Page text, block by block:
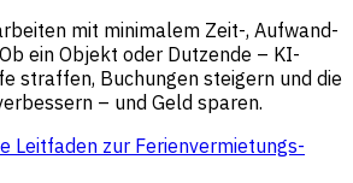
mit minimalem Zeit-, Aufwand-
ein Objekt oder Dutzende – KI-
straffen, Buchungen steigern und die
– und Geld sparen.
Leitfaden zur Ferienvermietungs-